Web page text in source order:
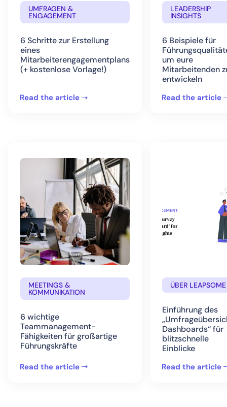
UMFRAGEN &
ENGAGEMENT
6 Schritte zur Erstellung
eines
Mitarbeiterengagementplans
(+ kostenlose Vorlage!)
Read the article
LEADERSHIP
INSIGHTS
6 Beispiele für
um eure
Mitarbeitenden
entwickeln
Read the article
MEETINGS &
KOMMUNIKATION
6 wichtige
Teammanagement-
Fähigkeiten für großartige
Führungskräfte
Read the article
ÜBER LEAPSOME
Einführung des
Dashboards“ für
blitzschnelle
Einblicke
Read the article